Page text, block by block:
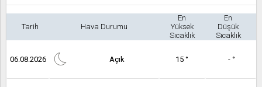
Tarih Hava Durumu
En
Yüksek
Sıcaklık
En
Düşük
Sıcaklık
06.08.2026 Açık 15 ° - °